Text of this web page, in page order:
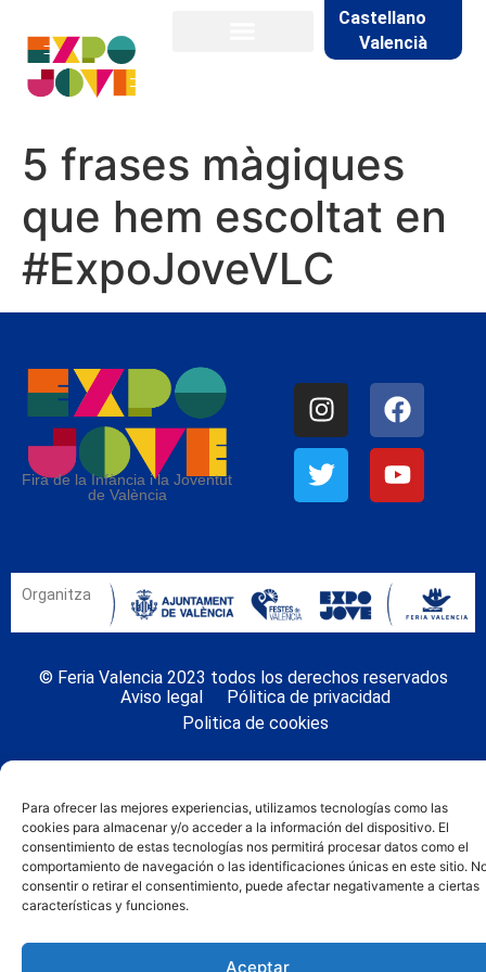
Para ofrecer las mejores experiencias, utilizamos tecnologías como las
cookies para almacenar y/o acceder a la información del dispositivo. El
consentimiento de estas tecnologías nos permitirá procesar datos como el
comportamiento de navegación o las identificaciones únicas en este sitio.
consentir o retirar el consentimiento, puede afectar negativamente a ciertas
características y funciones.
Aceptar
Castellano
Valencià
5 frases màgiques
que hem escoltat en
#ExpoJoveVLC
Fira de la Infància i la Joventut
de València
Organitza
© Feria Valencia 2023 todos los derechos reservados
Aviso legal
Pólitica de privacidad
Politica de cookies